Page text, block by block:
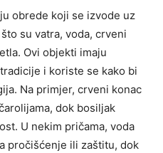
obrede koji se izvode uz
su vatra, voda, crveni
Ovi objekti imaju
i koriste se kako bi
Na primjer, crveni konac
dok bosiljak
U nekim pričama, voda
pročišćenje ili zaštitu, dok